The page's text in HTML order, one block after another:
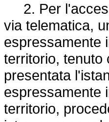
2. Per
via telematica,
espressamente
territorio, tenuto
presentata
espressamente
territorio,